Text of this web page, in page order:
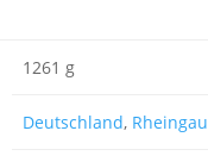
1261 g
Deutschland, Rheingau